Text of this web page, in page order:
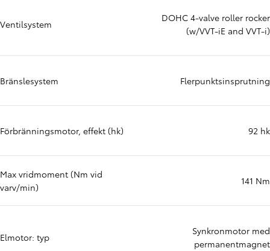
Ventilsystem
DOHC 4-valve roller rocker
(w/VVT-iE and VVT-i)
Bränslesystem Flerpunktsinsprutning
Förbränningsmotor, effekt (hk) 92 hk
Max vridmoment (Nm vid
varv/min)
141 Nm
Elmotor: typ
Synkronmotor med
permanentmagnet